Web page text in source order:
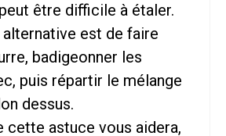
être difficile à étaler.
alternative est de faire
badigeonner les
puis répartir le mélange
dessus.
cette astuce vous aidera,